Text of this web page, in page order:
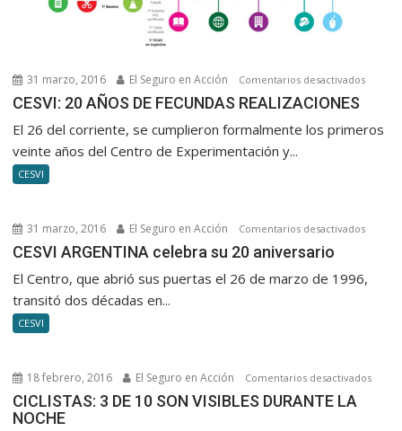
31 marzo, 2016 El Seguro en Acción Comentarios desactivadosen
AÑOS
CESVI: 20 AÑOS DE FECUNDAS REALIZACIONES
El 26 del corriente, se cumplieron formalmente los primeros
veinte años del Centro de Experimentación y...
CESVI
31 marzo, 2016 El Seguro en Acción Comentarios desactivadosen
celebra
CESVI ARGENTINA celebra su 20 aniversario
El Centro, que abrió sus puertas el 26 de marzo de 1996,
transitó dos décadas en...
CESVI
18 febrero, 2016 El Seguro en Acción Comentarios desactivadosen
CICLISTAS: 3 DE 10 SON VISIBLES DURANTE LA
NOCHE